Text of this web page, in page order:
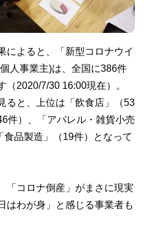
によると、「新型コロナウイ
人事業主)は、全国に386件
（2020/7/30 16:00現在）。
ると、上位は「飲食店」（53
件）、「アパレル・雑貨小売
食品製造」（19件）となって
「コロナ倒産」がまさに現実
はわが身」と感じる事業者も